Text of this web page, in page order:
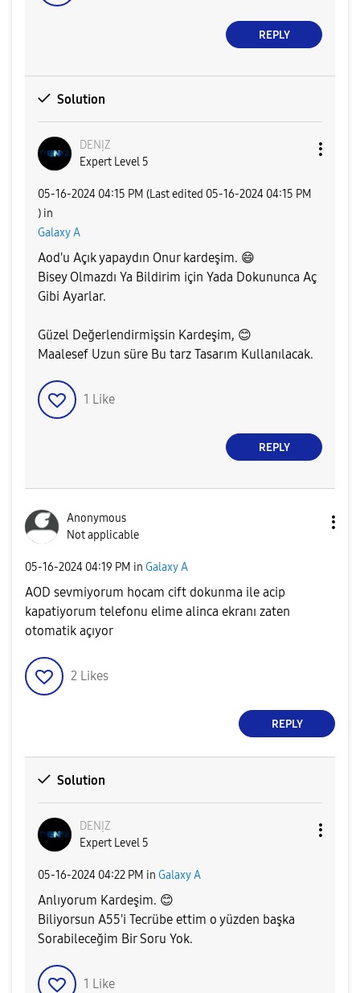
REPLY
Solution
DENỊZ
Expert Level 5
‎05-16-2024 04:15 PM (Last edited ‎05-16-2024 04:15 PM
) in
Galaxy A
Aod'u Açık yapaydın Onur kardeşim. 😄
Bisey Olmazdı Ya Bildirim için Yada Dokununca Aç
Gibi Ayarlar.
Güzel Değerlendirmişsin Kardeşim, 😊
Maalesef Uzun süre Bu tarz Tasarım Kullanılacak.
1 Like
REPLY
Anonymous
Not applicable
‎05-16-2024 04:19 PM in Galaxy A
AOD sevmiyorum hocam cift dokunma ile acip
kapatiyorum telefonu elime alinca ekranı zaten
otomatik açıyor
2 Likes
REPLY
Solution
DENỊZ
Expert Level 5
‎05-16-2024 04:22 PM in Galaxy A
Anlıyorum Kardeşim. 😊
Biliyorsun A55'i Tecrübe ettim o yüzden başka
Sorabileceğim Bir Soru Yok.
1 Like